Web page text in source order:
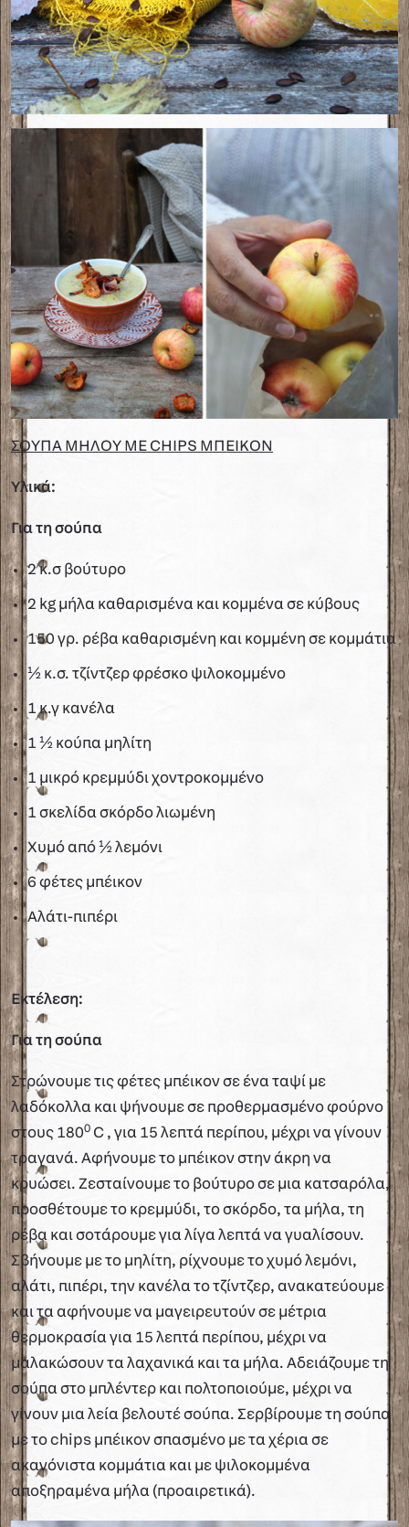
ΣΟΥΠΑ ΜΗΛΟΥ ΜΕ CHIPS ΜΠΕΙΚΟΝ
Υλικά:
Για τη σούπα
2 κ.σ βούτυρο
2 kg μήλα καθαρισμένα και κομμένα σε κύβους
150 γρ. ρέβα καθαρισμένη και κομμένη σε κομμάτια
½ κ.σ. τζίντζερ φρέσκο ψιλοκομμένο
1 κ.γ κανέλα
1 ½ κούπα μηλίτη
1 μικρό κρεμμύδι χοντροκομμένο
1 σκελίδα σκόρδο λιωμένη
Χυμό από ½ λεμόνι
6 φέτες μπέικον
Αλάτι-πιπέρι
Εκτέλεση:
Για τη σούπα
Στρώνουμε τις φέτες μπέικον σε ένα ταψί με
λαδόκολλα και ψήνουμε σε προθερμασμένο φούρνο
στους 1800 C , για 15 λεπτά περίπου, μέχρι να γίνουν
τραγανά. Αφήνουμε το μπέικον στην άκρη να
κρυώσει. Ζεσταίνουμε το βούτυρο σε μια κατσαρόλα,
προσθέτουμε το κρεμμύδι, το σκόρδο, τα μήλα, τη
ρέβα και σοτάρουμε για λίγα λεπτά να γυαλίσουν.
Σβήνουμε με το μηλίτη, ρίχνουμε το χυμό λεμόνι,
αλάτι, πιπέρι, την κανέλα το τζίντζερ, ανακατεύουμε
και τα αφήνουμε να μαγειρευτούν σε μέτρια
θερμοκρασία για 15 λεπτά περίπου, μέχρι να
μαλακώσουν τα λαχανικά και τα μήλα. Αδειάζουμε τη
σούπα στο μπλέντερ και πολτοποιούμε, μέχρι να
γίνουν μια λεία βελουτέ σούπα. Σερβίρουμε τη σούπα
με το chips μπέικον σπασμένο με τα χέρια σε
ακανόνιστα κομμάτια και με ψιλοκομμένα
αποξηραμένα μήλα (προαιρετικά).